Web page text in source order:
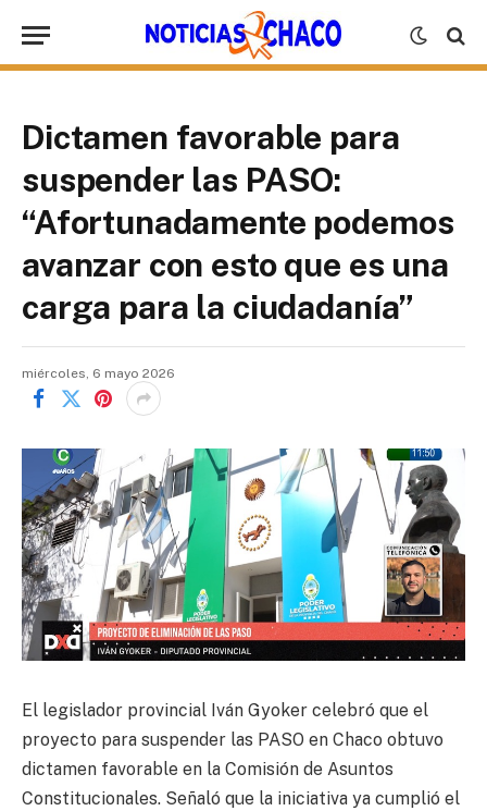
Dictamen favorable para
suspender las PASO:
“Afortunadamente podemos
avanzar con esto que es una
carga para la ciudadanía”
miércoles, 6 mayo 2026
El legislador provincial Iván Gyoker celebró que el
proyecto para suspender las PASO en Chaco obtuvo
dictamen favorable en la Comisión de Asuntos
Constitucionales. Señaló que la iniciativa ya cumplió el